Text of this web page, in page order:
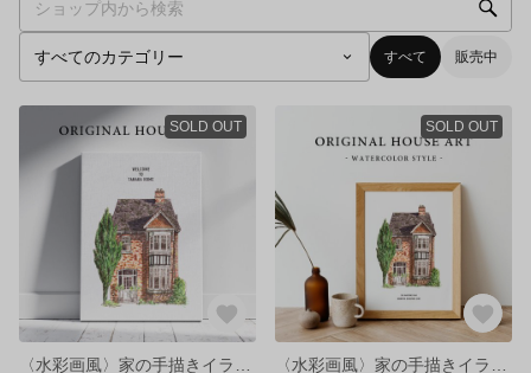
すべて 販売中
SOLD OUT SOLD OUT